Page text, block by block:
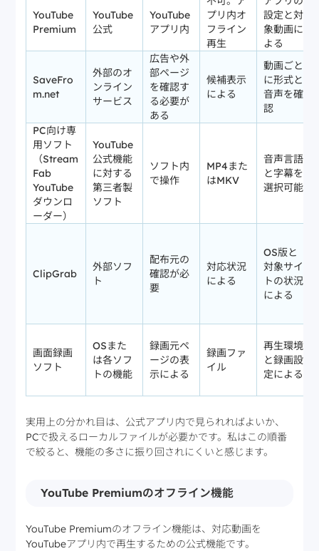
YouTube
Premium
YouTube
公式
YouTube
アプリ内
プリ内オ
フライン
再生
設定と対
象動画に
よる
SaveFro
m.net
外部のオ
ンライン
サービス
広告や外
部ページ
を確認す
る必要が
ある
候補表示
による
動画ごと
に形式と
音声を確
認
PC向け専
用ソフト
（Stream
Fab
YouTube
ダウンロ
ーダー）
YouTube
公式機能
に対する
第三者製
ソフト
ソフト内
で操作
MP4また
はMKV
音声言語
と字幕を
選択可能
ClipGrab
外部ソフ
ト
配布元の
確認が必
要
対応状況
による
OS版と
対象サイ
トの状況
による
画面録画
ソフト
OSまた
は各ソフ
トの機能
録画元ペ
ージの表
示による
録画ファ
イル
再生環境
と録画設
定による
実用上の分かれ目は、公式アプリ内で見られればよいか、
PCで扱えるローカルファイルが必要かです。私はこの順番
で絞ると、機能の多さに振り回されにくいと感じます。
YouTube Premiumのオフライン機能
YouTube Premiumのオフライン機能は、対応動画を
YouTubeアプリ内で再生するための公式機能です。